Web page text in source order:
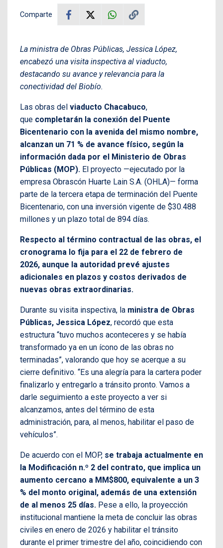
Comparte
La ministra de Obras Públicas, Jessica López,
encabezó una visita inspectiva al viaducto,
destacando su avance y relevancia para la
conectividad del Biobío.
Las obras del viaducto Chacabuco,
que completarán la conexión del Puente
Bicentenario con la avenida del mismo nombre,
alcanzan un 71 % de avance físico, según la
información dada por el Ministerio de Obras
Públicas (MOP). El proyecto —ejecutado por la
empresa Obrascón Huarte Lain S.A. (OHLA)— forma
parte de la tercera etapa de terminación del Puente
Bicentenario, con una inversión vigente de $30.488
millones y un plazo total de 894 días.
Respecto al término contractual de las obras, el
cronograma lo fija para el 22 de febrero de
2026, aunque la autoridad prevé ajustes
adicionales en plazos y costos derivados de
nuevas obras extraordinarias.
Durante su visita inspectiva, la ministra de Obras
Públicas, Jessica López, recordó que esta
estructura “tuvo muchos aconteceres y se había
transformado ya en un ícono de las obras no
terminadas”, valorando que hoy se acerque a su
cierre definitivo. “Es una alegría para la cartera poder
finalizarlo y entregarlo a tránsito pronto. Vamos a
darle seguimiento a este proyecto a ver si
alcanzamos, antes del término de esta
administración, para, al menos, habilitar el paso de
vehículos”.
De acuerdo con el MOP, se trabaja actualmente en
la Modificación n.º 2 del contrato, que implica un
aumento cercano a MM$800, equivalente a un 3
% del monto original, además de una extensión
de al menos 25 días. Pese a ello, la proyección
institucional mantiene la meta de concluir las obras
civiles en enero de 2026 y habilitar el tránsito
durante el primer trimestre del año, coincidiendo con